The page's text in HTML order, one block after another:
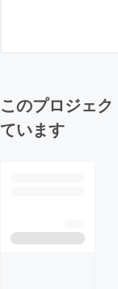
このプロジェ
ています